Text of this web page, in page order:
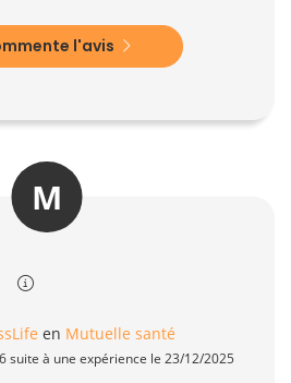
l'avis
M
en Mutuelle santé
suite à une expérience le 23/12/2025